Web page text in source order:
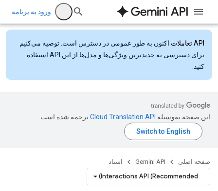
ورود به برنامه
API تعاملات
اکنون به طور عمومی در دسترس است. توصیه می‌کنیم
برای دسترسی به جدیدترین ویژگی‌ها و مدل‌ها از این API استفاده
کنید.
این صفحه به‌وسیله ترجمه شده است.
صفحه اصلی Gemini API اسناد
Interactions API (Recommended)